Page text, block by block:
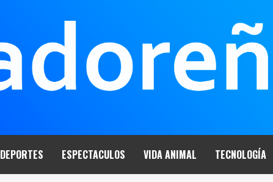
DEPORTES ESPECTACULOS VIDA ANIMAL TECNOLOGÍA